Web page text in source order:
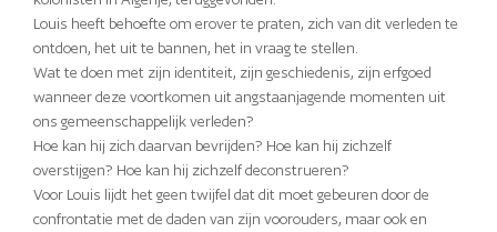
Louis heeft behoefte om erover te praten, zich van dit verleden te
ontdoen, het uit te bannen, het in vraag te stellen.
Wat te doen met zijn identiteit, zijn geschiedenis, zijn erfgoed
wanneer deze voortkomen uit angstaanjagende momenten uit
ons gemeenschappelijk verleden?
Hoe kan hij zich daarvan bevrijden? Hoe kan hij zichzelf
overstijgen? Hoe kan hij zichzelf deconstrueren?
Voor Louis lijdt het geen twijfel dat dit moet gebeuren door de
confrontatie met de daden van zijn voorouders, maar ook en